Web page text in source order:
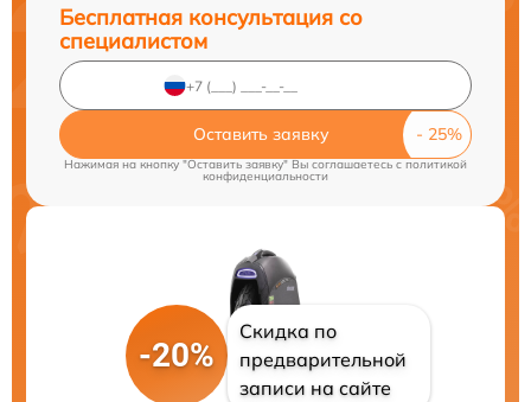
Бесплатная консультация со
специалистом
Оставить заявку
Нажимая на кнопку "Оставить заявку" Вы соглашаетесь c политикой
конфиденциальности
-20%
Скидка по
предварительной
записи на сайте